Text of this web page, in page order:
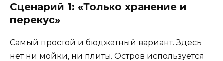
Сценарий 1: «Только хранение и
перекус»
Самый простой и бюджетный вариант. Здесь
нет ни мойки, ни плиты. Остров используется